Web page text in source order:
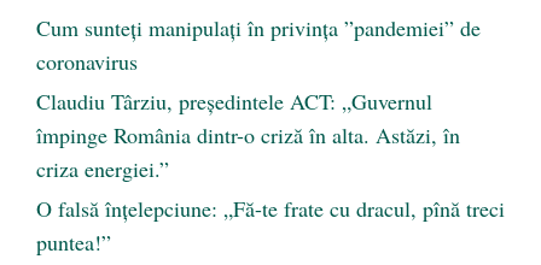
Cum sunteți manipulați în privința ”pandemiei” de
coronavirus
Claudiu Târziu, președintele ACT: „Guvernul
împinge România dintr-o criză în alta. Astăzi, în
criza energiei.”
O falsă înțelepciune: „Fă-te frate cu dracul, pînă treci
puntea!”